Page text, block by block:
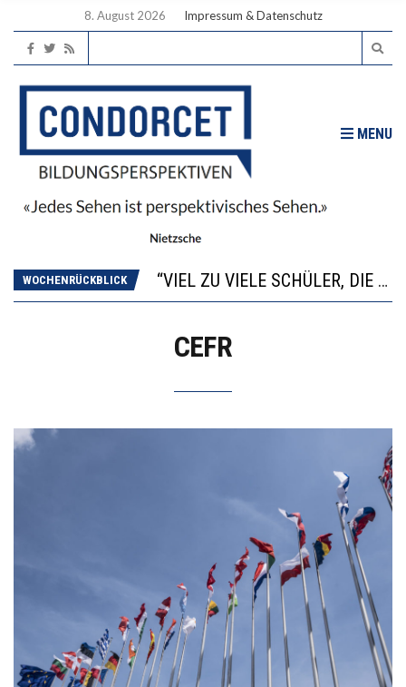
8. August 2026 Impressum & Datenschutz
MENU
WOCHENRÜCKBLICK
“VIEL ZU VIELE SCHÜLER, DIE GEMESSEN AN IHREN FÄHIGKEITEN GAR NICHT ANS GYMNASIUM GEHÖREN”
DIE GANZE HILFLOSIGKEIT DES BILDUNGSBÜRGERTUMS
CEFR